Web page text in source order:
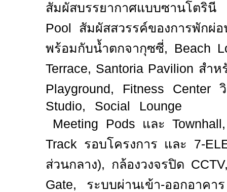
สัมผัสบรรยากาศแบบซานโตรินี
Pool สัมผัสสวรรค์ของการพักผ่
พร้อมกับน้ำตกจากุซซี่, Beach
Terrace, Santoria Pavilion สำห
Playground, Fitness Center
Studio, Social Lounge
Meeting Pods และ
Track รอบโครงการ และ 7-
ส่วนกลาง), กล้องวงจรปิด
Gate, ระบบผ่านเข้า-ออกอาค